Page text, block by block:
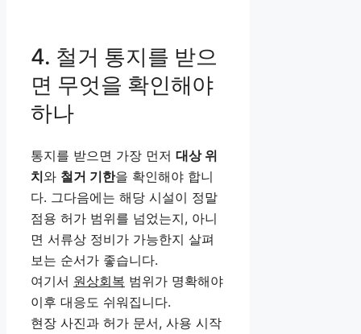
4. 철거 통지를 받으
면 무엇을 확인해야
하나
통지를 받으면 가장 먼저 대상 위
치와 철거 기한을 확인해야 합니
다. 그다음에는 해당 시설이 정말
점용 허가 범위를 넘었는지, 아니
면 서류상 정비가 가능한지 살펴
보는 순서가 좋습니다.
여기서 원상회복 범위가 명확해야
이후 대응도 쉬워집니다.
현장 사진과 허가 문서, 사용 시작